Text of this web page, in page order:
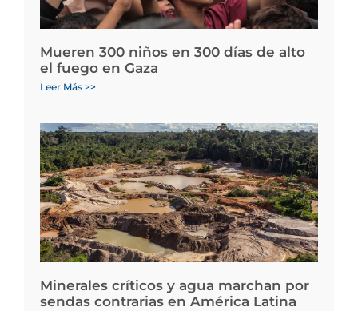
Mueren 300 niños en 300 días de alto
el fuego en Gaza
Leer Más >>
Minerales críticos y agua marchan por
sendas contrarias en América Latina